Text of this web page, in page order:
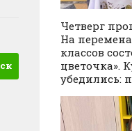
Четверг
На
классов
цветочка».
убедились: